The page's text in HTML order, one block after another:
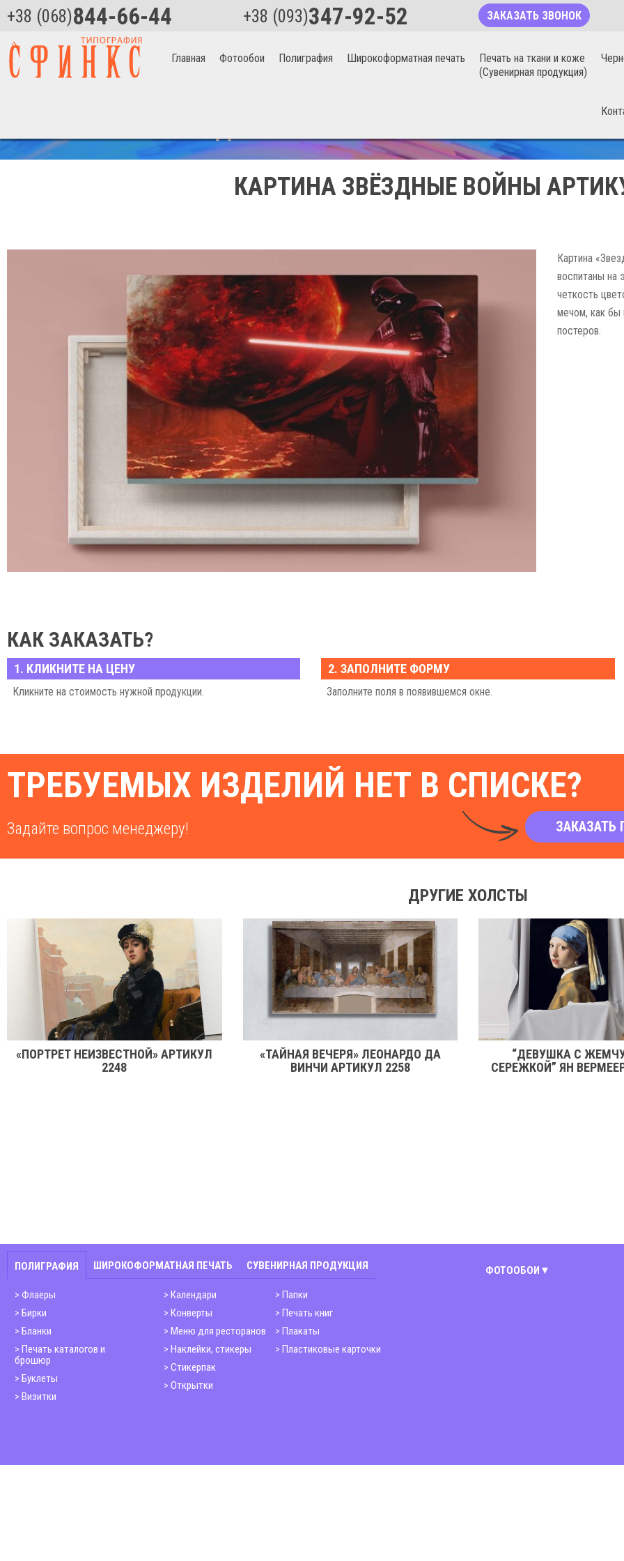
+38 (068)844-66-44 +38 (093)347-92-52 ЗАКАЗАТЬ ЗВОНОК
Главная Фотообои Полиграфия Широкоформатная печать
Печать на ткани и коже
(Сувенирная продукция)
КАРТИНА ЗВЁЗДНЫЕ ВОЙНЫ
Картина
воспитаны на
четкость
мечом, как бы
постеров.
КАК ЗАКАЗАТЬ?
1. КЛИКНИТЕ НА ЦЕНУ
Кликните на стоимость нужной продукции.
2. ЗАПОЛНИТЕ ФОРМУ
Заполните поля в появившемся окне.
ТРЕБУЕМЫХ ИЗДЕЛИЙ НЕТ В СПИСКЕ?
Задайте вопрос менеджеру! ЗАКАЗАТЬ
ДРУГИЕ ХОЛСТЫ
«ПОРТРЕТ НЕИЗВЕСТНОЙ» АРТИКУЛ
2248
«ТАЙНАЯ ВЕЧЕРЯ» ЛЕОНАРДО ДА
ВИНЧИ АРТИКУЛ 2258
“ДЕВУШКА С
СЕРЕЖКОЙ” ЯН
ПОЛИГРАФИЯ
Флаеры
Бирки
Бланки
Печать каталогов и
брошюр
Буклеты
Визитки
Календари
Конверты
Меню для ресторанов
Наклейки, стикеры
Стикерпак
Открытки
Папки
Печать книг
Плакаты
Пластиковые карточки
ШИРОКОФОРМАТНАЯ ПЕЧАТЬ СУВЕНИРНАЯ ПРОДУКЦИЯ ФОТООБОИ